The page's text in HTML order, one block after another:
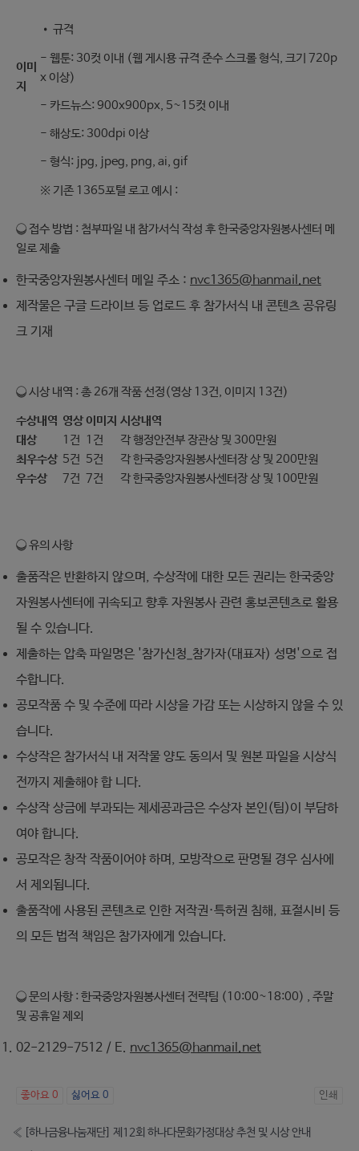
이미
지
• 규격
- 웹툰: 30컷 이내 (웹 게시용 규격 준수 스크롤 형식, 크기 720p
x 이상)
- 카드뉴스: 900x900px, 5~15컷 이내
- 해상도: 300dpi 이상
- 형식: jpg, jpeg, png, ai, gif
※ 기존 1365포털 로고 예시 :
❍ 접수 방법 : 첨부파일 내 참가서식 작성 후 한국중앙자원봉사센터 메
일로 제출
한국중앙자원봉사센터 메일 주소 : nvc1365@hanmail.net
제작물은 구글 드라이브 등 업로드 후 참가서식 내 콘텐츠 공유링
크 기재
❍ 시상 내역 : 총 26개 작품 선정(영상 13건, 이미지 13건)
수상내역 영상이미지 시상내역
대상
1건 1건
각 행정안전부 장관상 및 300만원
최우수상 5건 5건
각 한국중앙자원봉사센터장 상 및 200만원
우수상
7건 7건 각 한국중앙자원봉사센터장 상 및 100만원
❍ 유의 사항
출품작은 반환하지 않으며, 수상작에 대한 모든 권리는 한국중앙
자원봉사센터에 귀속되고 향후 자원봉사 관련 홍보콘텐츠로 활용
될 수 있습니다.
제출하는 압축 파일명은 '참가신청_참가자(대표자) 성명'으로 접
수합니다.
공모작품 수 및 수준에 따라 시상을 가감 또는 시상하지 않을 수 있
습니다.
수상작은 참가서식 내 저작물 양도 동의서 및 원본 파일을 시상식
전까지 제출해야 합 니다.
수상작 상금에 부과되는 제세공과금은 수상자 본인(팀)이 부담하
여야 합니다.
공모작은 창작 작품이어야 하며, 모방작으로 판명될 경우 심사에
서 제외됩니다.
출품작에 사용된 콘텐츠로 인한 저작권·특허권 침해, 표절시비 등
의 모든 법적 책임은 참가자에게 있습니다.
❍ 문의 사항 : 한국중앙자원봉사센터 전략팀 (10:00~18:00) , 주말
및 공휴일 제외
02-2129-7512 / E. nvc1365@hanmail.net
좋아요 0 싫어요 0 인쇄
« [하나금융나눔재단] 제12회 하나다문화가정대상 추천 및 시상 안내